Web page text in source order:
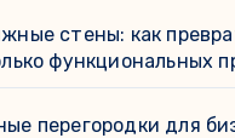
стены: как
функциональных
перегородки для